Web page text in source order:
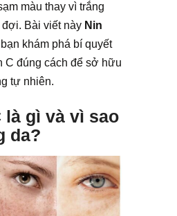
màu thay vì trắng
Bài viết này Nin
khám phá bí quyết
C đúng cách để sở hữu
tự nhiên.
là gì và vì sao
da?